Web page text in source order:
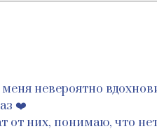
невероятно
❤️
от них, понимаю, что